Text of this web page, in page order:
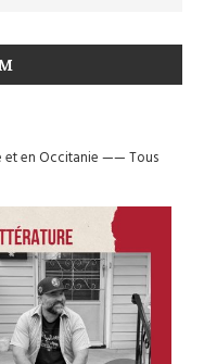
et en Occitanie——Tous